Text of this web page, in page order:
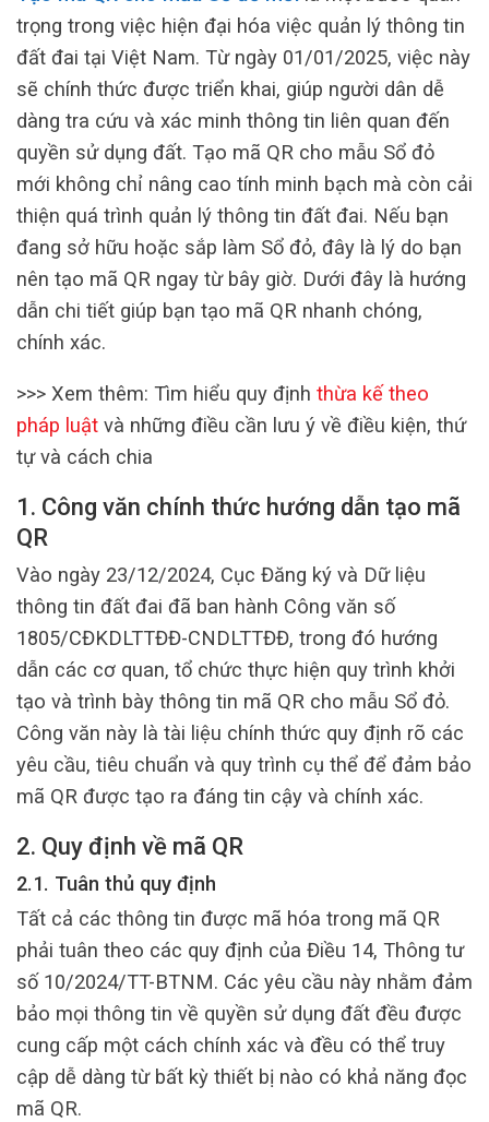
trọng trong việc hiện đại hóa việc quản lý thông tin
đất đai tại Việt Nam. Từ ngày 01/01/2025, việc này
sẽ chính thức được triển khai, giúp người dân dễ
dàng tra cứu và xác minh thông tin liên quan đến
quyền sử dụng đất. Tạo mã QR cho mẫu Sổ đỏ
mới không chỉ nâng cao tính minh bạch mà còn cải
thiện quá trình quản lý thông tin đất đai. Nếu bạn
đang sở hữu hoặc sắp làm Sổ đỏ, đây là lý do bạn
nên tạo mã QR ngay từ bây giờ. Dưới đây là hướng
dẫn chi tiết giúp bạn tạo mã QR nhanh chóng,
chính xác.
>>> Xem thêm: Tìm hiểu quy định thừa kế theo
pháp luật và những điều cần lưu ý về điều kiện, thứ
tự và cách chia
1. Công văn chính thức hướng dẫn tạo mã
QR
Vào ngày 23/12/2024, Cục Đăng ký và Dữ liệu
thông tin đất đai đã ban hành Công văn số
1805/CĐKDLTTĐĐ-CNDLTTĐĐ, trong đó hướng
dẫn các cơ quan, tổ chức thực hiện quy trình khởi
tạo và trình bày thông tin mã QR cho mẫu Sổ đỏ.
Công văn này là tài liệu chính thức quy định rõ các
yêu cầu, tiêu chuẩn và quy trình cụ thể để đảm bảo
mã QR được tạo ra đáng tin cậy và chính xác.
2. Quy định về mã QR
2.1. Tuân thủ quy định
Tất cả các thông tin được mã hóa trong mã QR
phải tuân theo các quy định của Điều 14, Thông tư
số 10/2024/TT-BTNM. Các yêu cầu này nhằm đảm
bảo mọi thông tin về quyền sử dụng đất đều được
cung cấp một cách chính xác và đều có thể truy
cập dễ dàng từ bất kỳ thiết bị nào có khả năng đọc
mã QR.